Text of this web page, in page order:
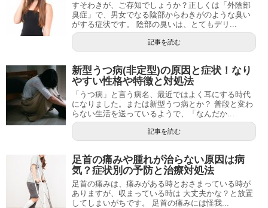
すそわきが、ご存知でしょうか？正しくは「外陰部
臭症」で、男女でなる陰部からわきがのような臭い
がする症状です。 陰部の臭いは、とてもデリ...
記事を読む
新型うつ病(非定型)の原因と症状！なり
やすい性格や特徴と対処法
「うつ病」と言う病名、最近ではよく耳にする時代
になりました。または新型うつ病とか？ 普段と変わ
らない生活を送っているようで、「なんだか...
記事を読む
足首の痛みや腫れが治らない原因は病
気？症状別の予防と治療対処法
足首の痛みは、痛みがある時とおさまっている時が
ありますが、収まっている時は 大丈夫かな？と放置
してしまいがちです。 足首の痛みには怪我...